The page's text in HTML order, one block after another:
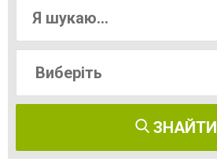
ЗНАЙТИ